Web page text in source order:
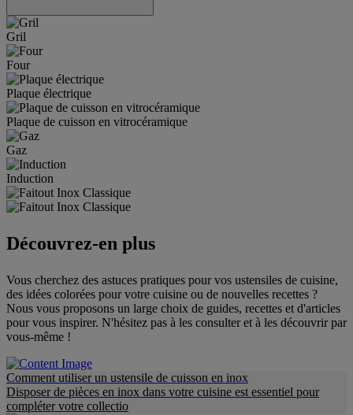
Gril
Four
Plaque électrique
Plaque de cuisson en vitrocéramique
Gaz
Induction
Découvrez-en plus
Vous cherchez des astuces pratiques pour vos ustensiles de cuisine,
des idées colorées pour votre cuisine ou de nouvelles recettes ?
Nous vous proposons un large choix de guides, recettes et d'articles
pour vous inspirer. N'hésitez pas à les consulter et à les découvrir par
vous-même !
Comment utiliser un ustensile de cuisson en inox
Disposer de pièces en inox dans votre cuisine est essentiel pour
compléter votre collectio